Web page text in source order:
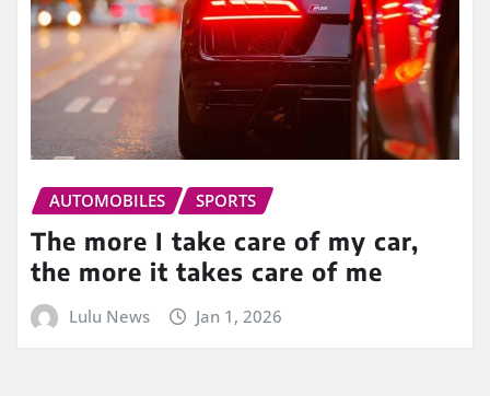
AUTOMOBILES SPORTS
The more I take care of my car,
the more it takes care of me
Lulu News Jan 1, 2026